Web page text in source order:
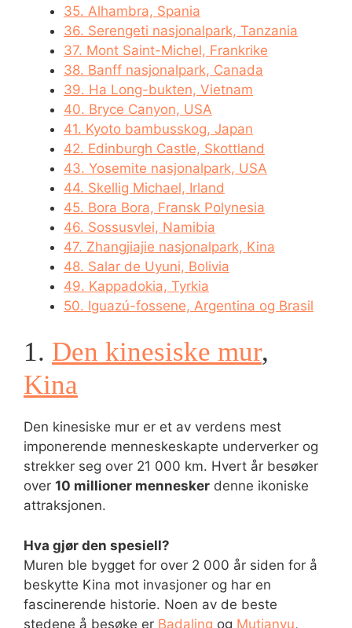
35. Alhambra, Spania
36. Serengeti nasjonalpark, Tanzania
37. Mont Saint-Michel, Frankrike
38. Banff nasjonalpark, Canada
39. Ha Long-bukten, Vietnam
40. Bryce Canyon, USA
41. Kyoto bambusskog, Japan
42. Edinburgh Castle, Skottland
43. Yosemite nasjonalpark, USA
44. Skellig Michael, Irland
45. Bora Bora, Fransk Polynesia
46. Sossusvlei, Namibia
47. Zhangjiajie nasjonalpark, Kina
48. Salar de Uyuni, Bolivia
49. Kappadokia, Tyrkia
50. Iguazú-fossene, Argentina og Brasil
1. Den kinesiske mur,
Kina
Den kinesiske mur er et av verdens mest
imponerende menneskeskapte underverker og
strekker seg over 21 000 km. Hvert år besøker
over 10 millioner mennesker denne ikoniske
attraksjonen.
Hva gjør den spesiell?
Muren ble bygget for over 2 000 år siden for å
beskytte Kina mot invasjoner og har en
fascinerende historie. Noen av de beste
stedene å besøke er Badaling og Mutianyu,